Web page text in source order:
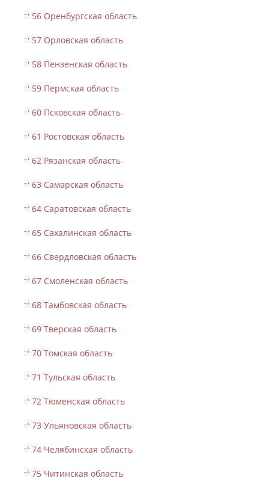
56 Оренбургская область
57 Орловская область
58 Пензенская область
59 Пермская область
60 Псковская область
61 Ростовская область
62 Рязанская область
63 Самарская область
64 Саратовская область
65 Сахалинская область
66 Свердловская область
67 Смоленская область
68 Тамбовская область
69 Тверская область
70 Томская область
71 Тульская область
72 Тюменская область
73 Ульяновская область
74 Челябинская область
75 Читинская область